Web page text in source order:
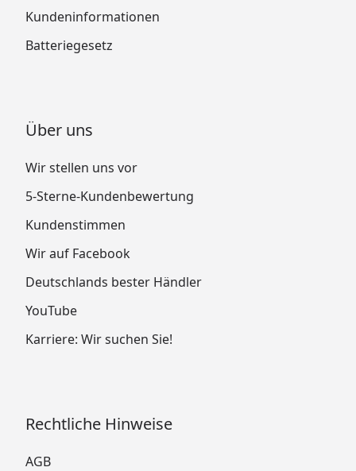
Kundeninformationen
Batteriegesetz
Über uns
Wir stellen uns vor
5-Sterne-Kundenbewertung
Kundenstimmen
Wir auf Facebook
Deutschlands bester Händler
YouTube
Karriere: Wir suchen Sie!
Rechtliche Hinweise
AGB